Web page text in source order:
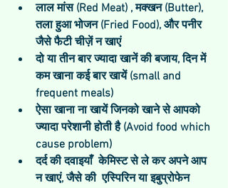
लाल मांस (Red Meat) , मक्खन (Butter),
तला हुआ भोजन (Fried Food), और पनीर
जैसे फैटी चीज़ें न खाएं
दो या तीन बार ज्यादा खानें की बजाय, दिन में
कम खाना कई बार खायें (small and
frequent meals)
ऐसा खाना ना खायें जिनको खाने से आपको
ज्यादा परेशानी होती है (Avoid food which
cause problem)
दर्द की दवाइयाँ  केमिस्ट से ले कर अपने आप
न खाएं, जैसे की  एस्पिरिन या इबुप्रोफेन